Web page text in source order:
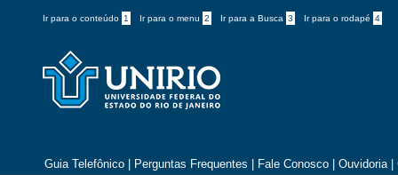
Ir para o conteúdo 1 Ir para o menu 2 Ir para a Busca 3 Ir para o rodapé 4
Guia Telefônico Perguntas Frequentes Fale Conosco Ouvidoria